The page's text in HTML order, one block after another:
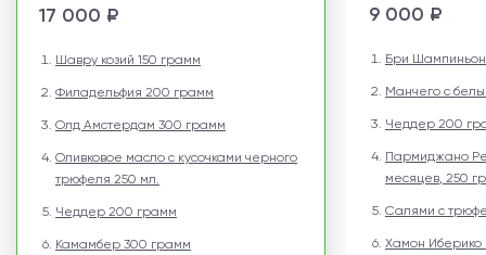
17 000 ₽
Шавру козий 150 грамм
Филадельфия 200 грамм
Олд Амстердам 300 грамм
Оливковое масло с кусочками черного
трюфеля 250 мл.
Чеддер 200 грамм
Камамбер 300 грамм
9 000 ₽
Бри Шампиньон
Манчего с
Чеддер 200
Пармиджано
месяцев, 250
Салями с
Хамон Иберико